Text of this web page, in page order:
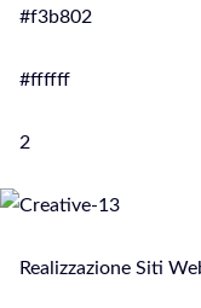
#f3b802
#ffffff
2
Realizzazione Siti